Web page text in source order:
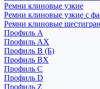
Ремни клиновые узкие
Ремни клиновые узкие с
Ремни клиновые
Профиль A
Профиль AX
Профиль B (Б)
Профиль BX
Профиль C
Профиль D
Профиль Z